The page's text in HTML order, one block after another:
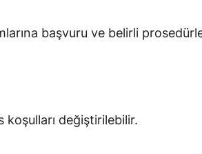
başvuru ve belirli
koşulları değiştirilebilir.